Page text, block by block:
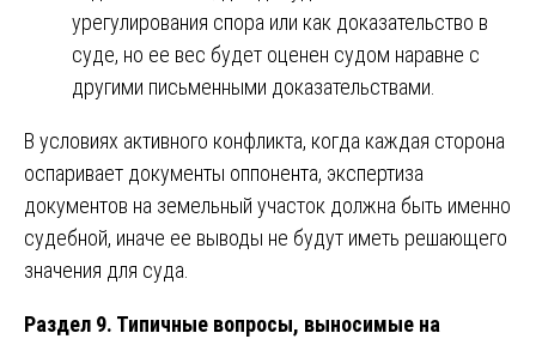
урегулирования спора или как доказательство в
суде, но ее вес будет оценен судом наравне с
другими письменными доказательствами.
В условиях активного конфликта, когда каждая сторона
оспаривает документы оппонента, экспертиза
документов на земельный участок должна быть именно
судебной, иначе ее выводы не будут иметь решающего
значения для суда.
Раздел 9. Типичные вопросы, выносимые на